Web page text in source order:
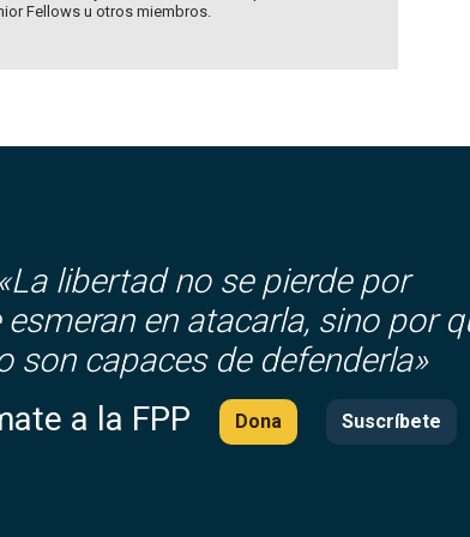
Fellows u otros miembros.
«La libertad no se pierde por
esmeran en atacarla, sino por
son capaces de defenderla»
a la FPP
Dona Suscríbete